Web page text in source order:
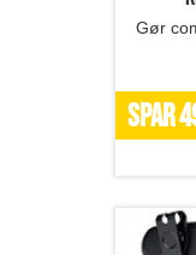
Gør
SPAR